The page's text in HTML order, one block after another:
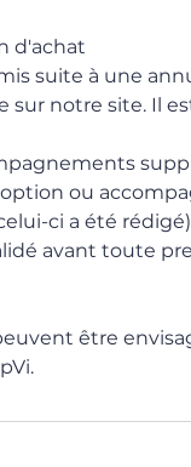
d'achat
suite à une
sur notre site. Il
ou
ci a été
avant toute
être